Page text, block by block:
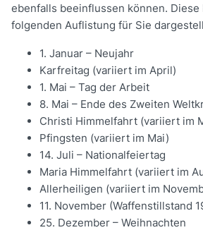
ebenfalls beeinflussen können.
folgenden Auflistung für Sie
1. Januar – Neujahr
Karfreitag (variiert im April)
1. Mai – Tag der Arbeit
8. Mai – Ende des Zweiten
Christi Himmelfahrt (variiert im
Pfingsten (variiert im Mai)
14. Juli – Nationalfeiertag
Maria Himmelfahrt (variiert im
Allerheiligen (variiert im
11. November (Waffenstillstand
25. Dezember – Weihnachten